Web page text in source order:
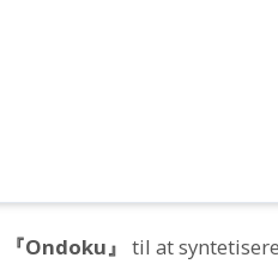
『Ondoku』 til at